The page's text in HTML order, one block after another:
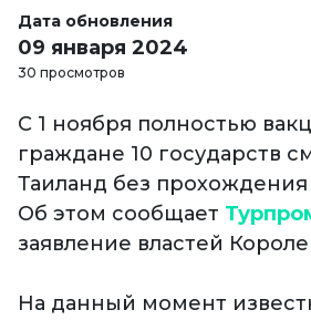
Дата обновления
09 января 2024
30 просмотров
С 1 ноября полностью
граждане 10 государств
Таиланд без
Об этом сообщает
заявление властей
На данный момент